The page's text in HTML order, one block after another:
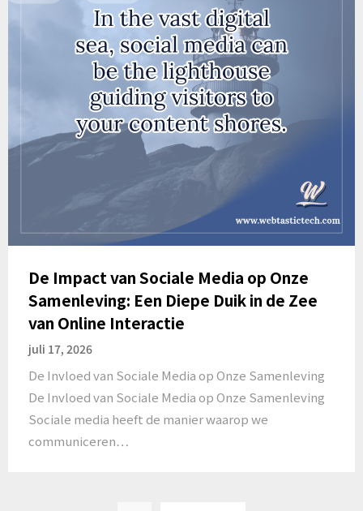
De Impact van Sociale Media op Onze
Samenleving: Een Diepe Duik in de Zee
van Online Interactie
juli 17, 2026
De Invloed van Sociale Media op Onze Samenleving
De Invloed van Sociale Media op Onze Samenleving
Sociale media heeft de manier waarop we
communiceren…